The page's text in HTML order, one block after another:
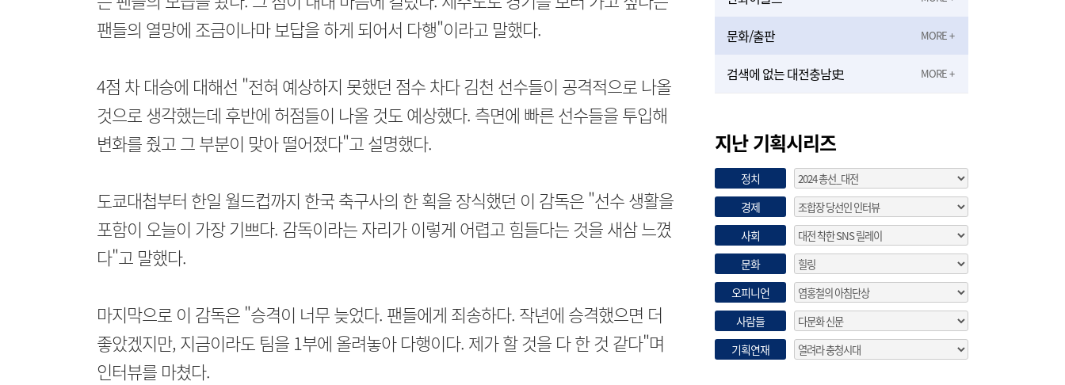
팬들의 열망에 조금이나마 보답을 하게 되어서 다행"이라고 말했다.
4점 차 대승에 대해선 "전혀 예상하지 못했던 점수 차다 김천 선수들이 공격적으로 나올
것으로 생각했는데 후반에 허점들이 나올 것도 예상했다. 측면에 빠른 선수들을 투입해
변화를 줬고 그 부분이 맞아 떨어졌다"고 설명했다.
도쿄대첩부터 한일 월드컵까지 한국 축구사의 한 획을 장식했던 이 감독은 "선수 생활을
포함이 오늘이 가장 기쁘다. 감독이라는 자리가 이렇게 어렵고 힘들다는 것을 새삼 느꼈
다"고 말했다.
마지막으로 이 감독은 "승격이 너무 늦었다. 팬들에게 죄송하다. 작년에 승격했으면 더
좋았겠지만, 지금이라도 팀을 1부에 올려놓아 다행이다. 제가 할 것을 다 한 것 같다"며
인터뷰를 마쳤다.
문화/출판
검색에 없는 대전충남史
지난 기획시리즈
정치
경제
사회
문화
오피니언
사람들
기획연재